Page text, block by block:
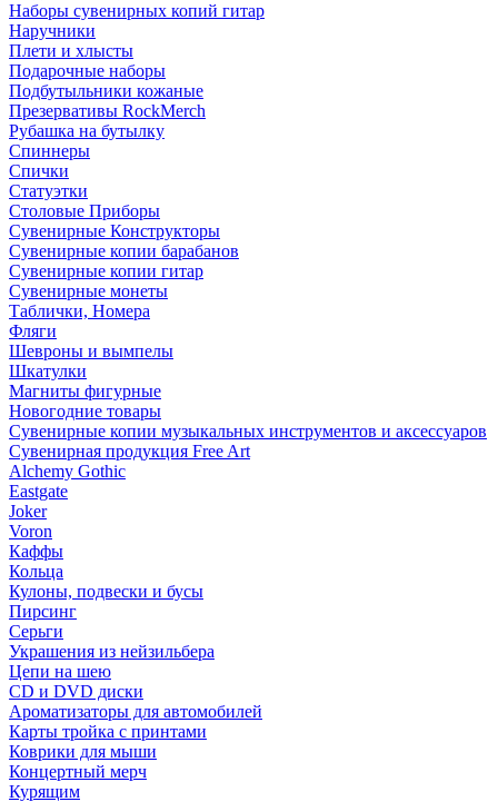
Наборы сувенирных копий гитар
Наручники
Плети и хлысты
Подарочные наборы
Подбутыльники кожаные
Презервативы RockMerch
Рубашка на бутылку
Спиннеры
Спички
Статуэтки
Столовые Приборы
Сувенирные Конструкторы
Сувенирные копии барабанов
Сувенирные копии гитар
Сувенирные монеты
Таблички, Номера
Фляги
Шевроны и вымпелы
Шкатулки
Магниты фигурные
Новогодние товары
Сувенирные копии музыкальных инструментов и аксессуаров
Сувенирная продукция Free Art
Alchemy Gothic
Eastgate
Joker
Voron
Каффы
Кольца
Кулоны, подвески и бусы
Пирсинг
Серьги
Украшения из нейзильбера
Цепи на шею
CD и DVD диски
Ароматизаторы для автомобилей
Карты тройка с принтами
Коврики для мыши
Концертный мерч
Курящим